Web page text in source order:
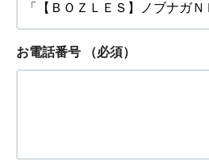
お電話番号 （必須）